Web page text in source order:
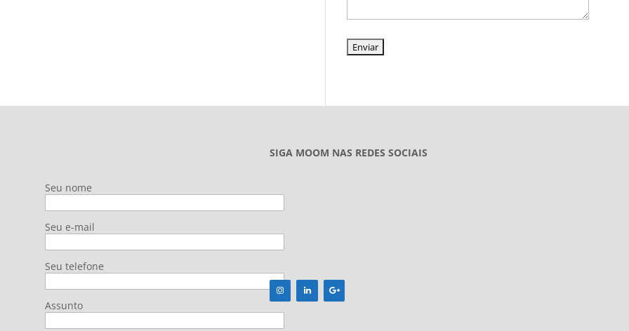
Seu nome
Seu e-mail
Seu telefone
Assunto
SIGA MOOM NAS REDES SOCIAIS